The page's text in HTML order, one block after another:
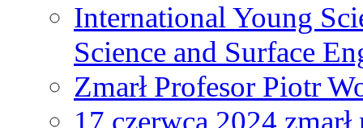
International Young
Science and Surface
Zmarł Profesor Piotr
17 czerwca 2024